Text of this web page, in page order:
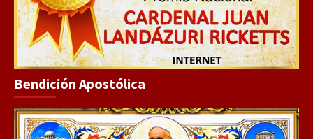
Bendición Apostólica